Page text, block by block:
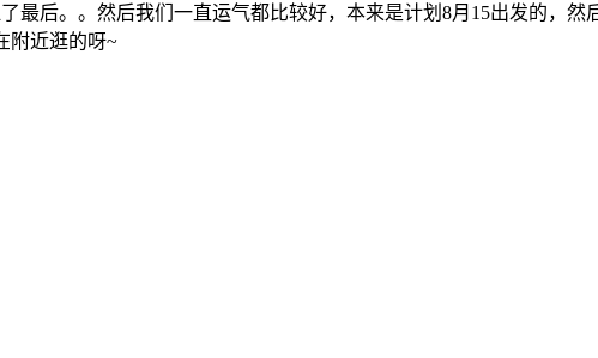
后。。然后我们一直运气都比较好，本来是计划8月15出发的，然
附近逛的呀~